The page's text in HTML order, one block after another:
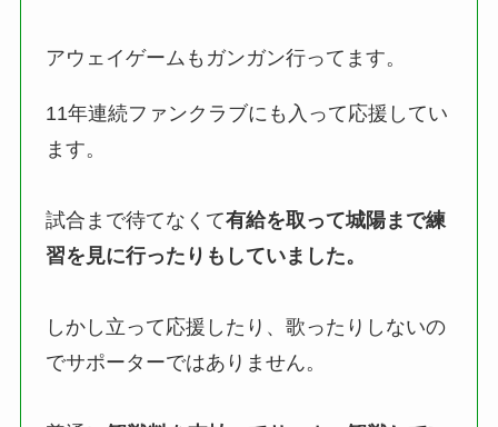
アウェイゲームもガンガン行ってます。
11年連続ファンクラブにも入って応援してい
ます。
試合まで待てなくて有給を取って城陽まで練
習を見に行ったりもしていました。
しかし立って応援したり、歌ったりしないの
でサポーターではありません。